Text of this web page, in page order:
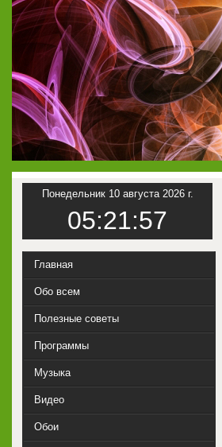
Понедельник 10 августа 2026 г.
05:21:58
Главная
Обо всем
Полезные советы
Программы
Музыка
Видео
Обои